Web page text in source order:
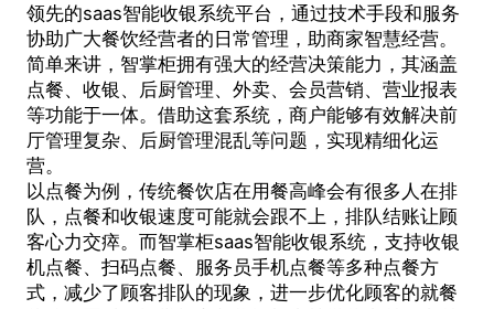
领先的saas智能收银系统平台，通过技术手段和服务
协助广大餐饮经营者的日常管理，助商家智慧经营。
简单来讲，智掌柜拥有强大的经营决策能力，其涵盖
点餐、收银、后厨管理、外卖、会员营销、营业报表
等功能于一体。借助这套系统，商户能够有效解决前
厅管理复杂、后厨管理混乱等问题，实现精细化运
营。
以点餐为例，传统餐饮店在用餐高峰会有很多人在排
队，点餐和收银速度可能就会跟不上，排队结账让顾
客心力交瘁。而智掌柜saas智能收银系统，支持收银
机点餐、扫码点餐、服务员手机点餐等多种点餐方
式，减少了顾客排队的现象，进一步优化顾客的就餐